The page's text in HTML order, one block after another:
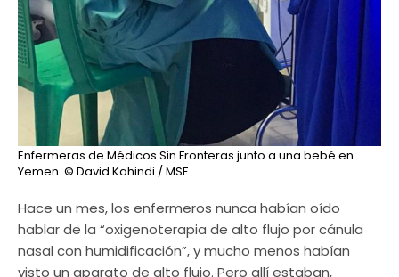
Enfermeras de Médicos Sin Fronteras junto a una bebé en
Yemen. © David Kahindi / MSF
Hace un mes, los enfermeros nunca habían oído
hablar de la “oxigenoterapia de alto flujo por cánula
nasal con humidificación”, y mucho menos habían
visto un aparato de alto flujo. Pero allí estaban,